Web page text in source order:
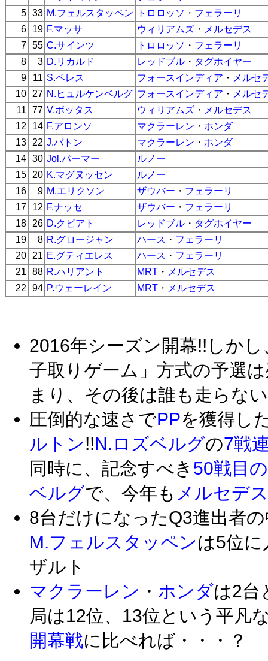
5 33 M.フェルスタッペン トロロッソ ・ フェラーリ
6
19 F.マッサ ウィリアムズ ・ メルセデス
7 55 C.サインツ トロロッソ ・ フェラーリ
8
3 D.リカルド レッドブル ・ タグホイヤー
9
11 S.ペレス フォースインディア ・ メルセ
10
27 N.ヒュルケンベルグ フォースインディア ・ メルセ
11
77 V.ボッタス ウィリアムズ ・ メルセデス
12
14 F.アロンソ マクラーレン ・ ホンダ
13
22 J.バトン マクラーレン ・ ホンダ
14 30 Jol.パーマー
ルノー
15
20 K.マグヌッセン
ルノー
16
9 M.エリクソン ザウバー ・ フェラーリ
17
12 F.ナッセ ザウバー ・ フェラーリ
18
26 D.クビアト レッドブル ・ タグホイヤー
19
8 R.グロージャン ハース ・ フェラーリ
20
21 E.グティエレス ハース ・ フェラーリ
21
88 R.ハリアント MRT ・ メルセデス
22
94 P.ウェーレイン MRT ・ メルセデス
2016年シーズン開幕!!しか
子取りゲーム」方式の予選
まり、その後は誰も走らな
圧倒的な速さでPPを獲得し
ルトン!!N.ロズベルグの7戦
同時に、記念すべき 50戦目
ベルグで、今年も メルセデス
8台だけになったQ3進出者
M.フェルスタッペンは5位
ザルト
マクラーレン ・ ホンダは2台
局は12位、13位という平凡
開幕戦に比べれば・・・？